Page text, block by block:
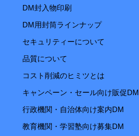
DM封入物印刷
DM用封筒ラインナップ
セキュリティーについて
品質について
コスト削減のヒミツとは
キャンペーン・セール向け販促DM
行政機関・自治体向け案内DM
教育機関・学習塾向け募集DM